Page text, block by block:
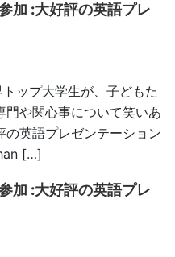
加 :大好評の英語プレ
ップ大学生が、子どもた
門や関心事について笑いあ
の英語プレゼンテーション
[…]
加 :大好評の英語プレ